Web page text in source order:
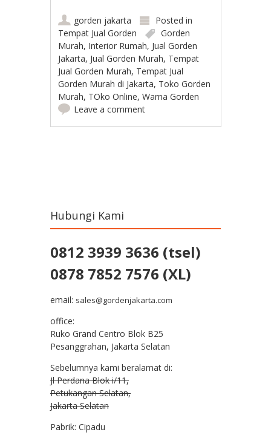
gorden jakarta
Posted in
Tempat Jual Gorden
Gorden
Murah, Interior Rumah, Jual Gorden
Jakarta, Jual Gorden Murah, Tempat
Jual Gorden Murah, Tempat Jual
Gorden Murah di Jakarta, Toko Gorden
Murah, TOko Online,Warna Gorden
Leave a comment
Hubungi Kami
0812 3939 3636 (tsel)
0878 7852 7576 (XL)
email: sales@gordenjakarta.com
office:
Ruko Grand Centro Blok B25
Pesanggrahan, Jakarta Selatan
Sebelumnya kami beralamat di:
Jl Perdana Blok i/11,
Petukangan Selatan,
Jakarta Selatan
Pabrik: Cipadu